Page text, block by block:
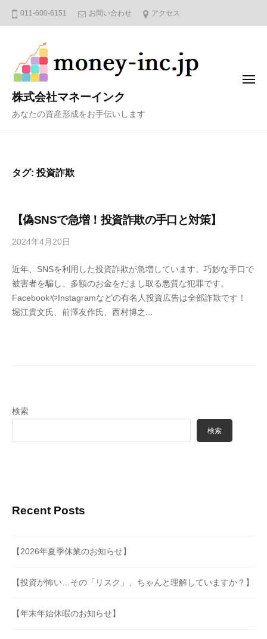
011-600-6151 お問い合わせ アクセス
株式会社マネーインク
あなたの資産形成をお手伝いします
メ
タグ: 投資詐欺
【偽SNSで急増！投資詐欺の手口と対策】
2024年4月20日
4
6
3
f
近年、SNSを利用した投資詐欺が急増しています。巧妙な手口で
被害者を騙し、多額のお金をだまし取る悪質な犯罪です。
FacebookやInstagramなどの有名人投資広告は全部詐欺です！
堀江貴文氏、前澤友作氏、西村博之...
検索
検索
Recent Posts
【2026年夏季休業のお知らせ】
【投資が怖い…その「リスク」、ちゃんと理解していますか？】
【年末年始休暇のお知らせ】